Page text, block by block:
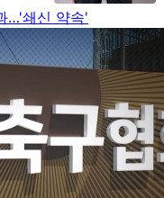
…'쇄신 약속'